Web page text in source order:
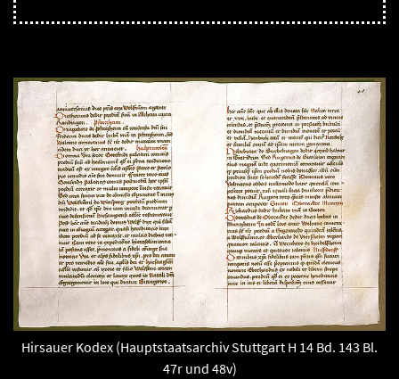
Hirsauer Kodex (Hauptstaatsarchiv Stuttgart H 14 Bd. 143 Bl.
47r und 48v)